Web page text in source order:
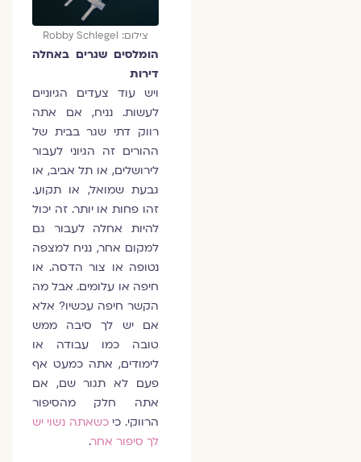
צילום: Robby Schlegel
הומלסים שגרים באחלה
דירות
ויש עוד צעדים הגיוניים
לעשות. נניח, אם אתה
רווק דתי שגר בבית של
ההורים זה הגיוני לעבור
לירושלים, או תל אביב, או
גבעת שמואל, או תקוע.
זהו פחות או יותר. זה יכול
להיות אחלה לעבור גם
למקום אחר, נניח למצפה
נטופה או צור הדסה. או
חיפה או עלומים. אבל מה
הקשר חיפה עכשיו? אלא
אם יש לך סיבה ממש
טובה כמו עבודה או
לימודים, אתה כמעט אף
פעם לא תגור שם, אם
אתה חלק מהסיפור
הרווקי. כיכשאתה נשוי יש
לך סיפור אחר.